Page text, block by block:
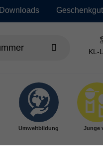
Downloads
KL-
Umweltbildung Junge